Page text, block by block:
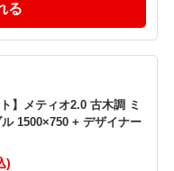
】メティオ2.0 古木調 ミ
1500×750 + デザイナー
)